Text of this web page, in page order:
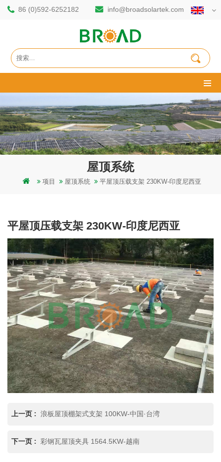
86 (0)592-6252182 info@broadsolartek.com
屋顶系统
项目 屋顶系统 平屋顶压载支架 230KW-印度尼西亚
平屋顶压载支架 230KW-印度尼西亚
上一页 : 浪板屋顶棚架式支架 100KW-中国·台湾
下一页 : 彩钢瓦屋顶夹具 1564.5KW-越南